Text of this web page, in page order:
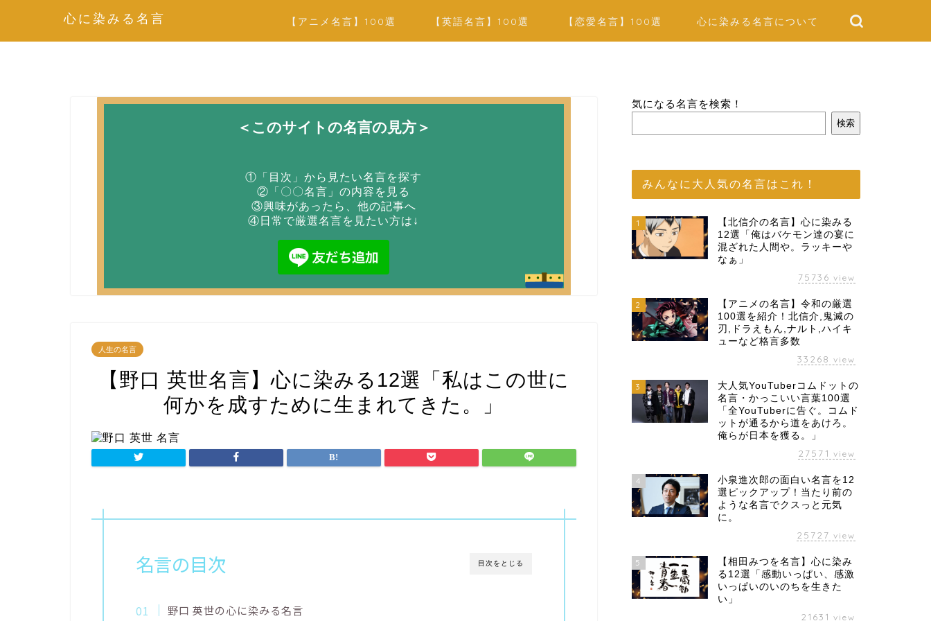
心に染みる名言 【アニメ名言】100選 【英語名言】100選 【恋愛名言】100選 心に染みる名言について
＜このサイトの名言の見方＞
①「目次」から見たい名言を探す
②「〇〇名言」の内容を見る
③興味があったら、他の記事へ
④日常で厳選名言を見たい方は↓
人生の名言
【野口 英世名言】心に染みる12選「私はこの世に
何かを成すために生まれてきた。」
目次をとじる
名言の目次
野口 英世の心に染みる名言
気になる名言を検索！
検索
みんなに大人気の名言はこれ！
1
【北信介の名言】心に染みる
12選「俺はバケモン達の宴に
混ざれた人間や。ラッキーや
なぁ」
75736 view
2
【アニメの名言】令和の厳選
100選を紹介！北信介,鬼滅の
刃,ドラえもん,ナルト,ハイキ
ューなど格言多数
33268 view
3
大人気YouTuberコムドットの
名言・かっこいい言葉100選
「全YouTuberに告ぐ。コムド
ットが通るから道をあけろ。
俺らが日本を獲る。」
27571 view
4
小泉進次郎の面白い名言を12
選ピックアップ！当たり前の
ような名言でクスっと元気
に。
25727 view
5
【相田みつを名言】心に染み
る12選「感動いっぱい、感激
いっぱいのいのちを生きた
い」
21631 view